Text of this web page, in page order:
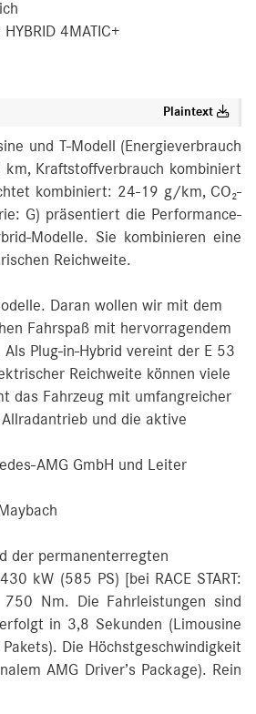
4MATIC+
Plaintext
und T-Modell (Energieverbrauch
Kraftstoffverbrauch kombiniert
kombiniert: 24-19 g/km, CO₂-
G) präsentiert die Performance-
Modelle. Sie kombinieren eine
Reichweite.
Daran wollen wir mit dem
Fahrspaß mit hervorragendem
Plug-in-Hybrid vereint der E 53
Reichweite können viele
das Fahrzeug mit umfangreicher
und die aktive
AMG GmbH und Leiter
der permanenterregten
kW (585 PS) [bei RACE START:
Nm. Die Fahrleistungen sind
in 3,8 Sekunden (Limousine
Pakets). Die Höchstgeschwindigkeit
AMG Driver’s Package). Rein